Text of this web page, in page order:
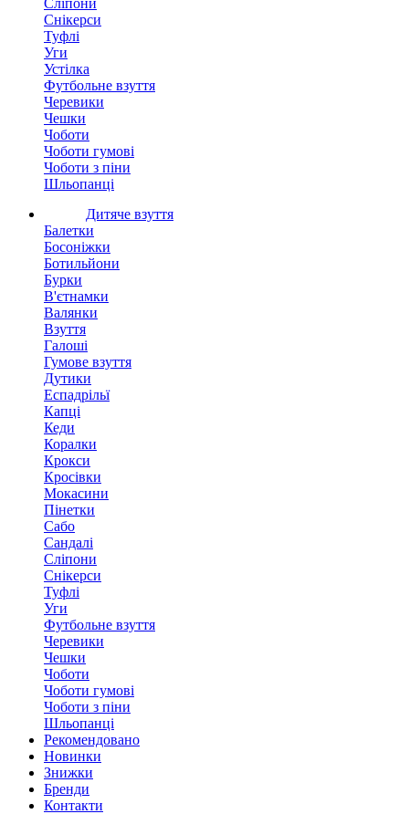
Сліпони
Снікерси
Туфлі
Уги
Устілка
Футбольне взуття
Черевики
Чешки
Чоботи
Чоботи гумові
Чоботи з піни
Шльопанці
Дитяче взуття
Балетки
Босоніжки
Ботильйони
Бурки
В'єтнамки
Валянки
Взуття
Галоші
Гумове взуття
Дутики
Еспадрільї
Капці
Кеди
Коралки
Крокси
Кросівки
Мокасини
Пінетки
Сабо
Сандалі
Сліпони
Снікерси
Туфлі
Уги
Футбольне взуття
Черевики
Чешки
Чоботи
Чоботи гумові
Чоботи з піни
Шльопанці
Рекомендовано
Новинки
Знижки
Бренди
Контакти